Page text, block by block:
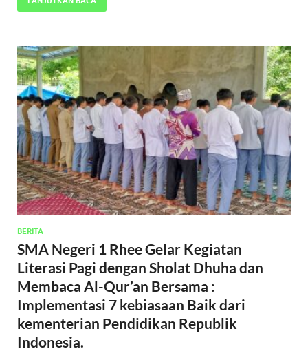
BERITA
SMA Negeri 1 Rhee Gelar Kegiatan
Literasi Pagi dengan Sholat Dhuha dan
Membaca Al-Qur’an Bersama :
Implementasi 7 kebiasaan Baik dari
kementerian Pendidikan Republik
Indonesia.